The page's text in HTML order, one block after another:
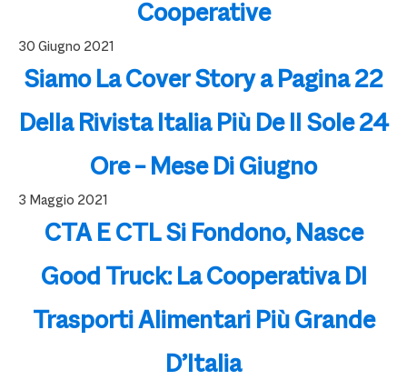
Cooperative
30 Giugno 2021
Siamo La Cover Story a Pagina 22
Della Rivista Italia Più De Il Sole 24
Ore – Mese Di Giugno
3 Maggio 2021
CTA E CTL Si Fondono, Nasce
Good Truck: La Cooperativa DI
Trasporti Alimentari Più Grande
D’Italia